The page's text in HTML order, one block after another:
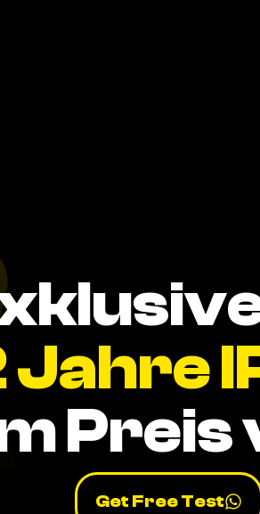
Jahre
Preis
Get Free Test